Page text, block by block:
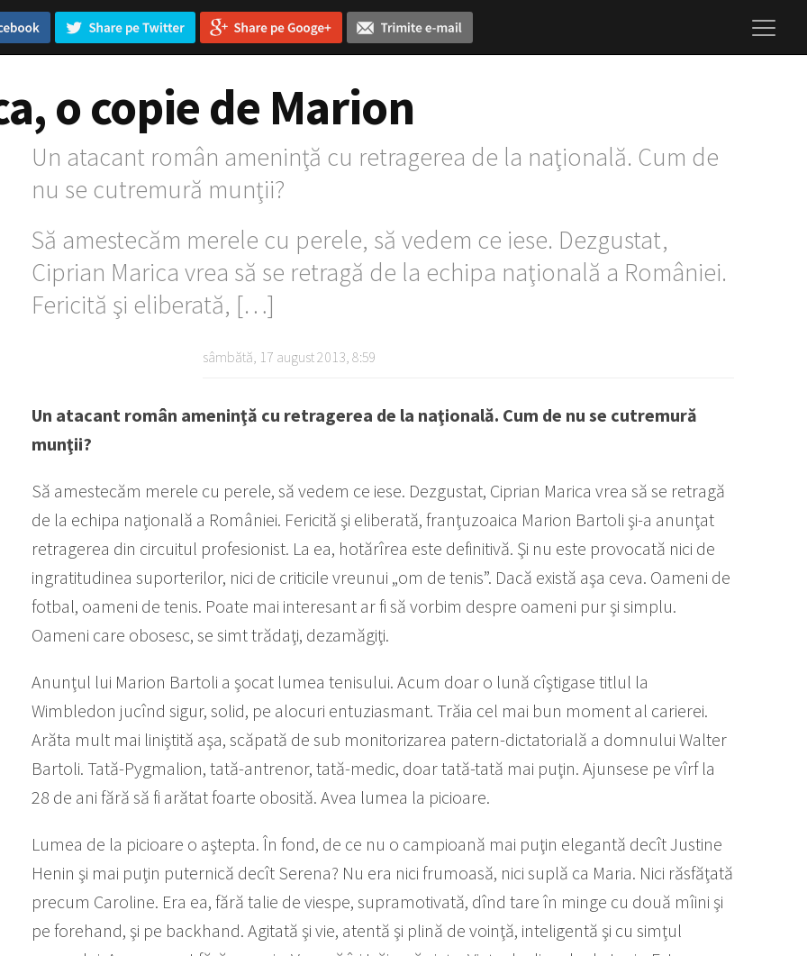
o copie de Marion
Un atacant român ameninţă cu retragerea de la naţională. Cum de
nu se cutremură munţii?
Să amestecăm merele cu perele, să vedem ce iese. Dezgustat,
Ciprian Marica vrea să se retragă de la echipa naţională a României.
Fericită şi eliberată, […]
sâmbătă, 17 august 2013, 8:59
Un atacant român ameninţă cu retragerea de la naţională. Cum de nu se cutremură
munţii?
Să amestecăm merele cu perele, să vedem ce iese. Dezgustat, Ciprian Marica vrea să se retragă
de la echipa naţională a României. Fericită şi eliberată, franţuzoaica Marion Bartoli şi-a anunţat
retragerea din circuitul profesionist. La ea, hotărîrea este definitivă. Şi nu este provocată nici de
ingratitudinea suporterilor, nici de criticile vreunui „om de tenis”. Dacă există aşa ceva. Oameni de
fotbal, oameni de tenis. Poate mai interesant ar fi să vorbim despre oameni pur şi simplu.
Oameni care obosesc, se simt trădaţi, dezamăgiţi.
Anunţul lui Marion Bartoli a şocat lumea tenisului. Acum doar o lună cîştigase titlul la
Wimbledon jucînd sigur, solid, pe alocuri entuziasmant. Trăia cel mai bun moment al carierei.
Arăta mult mai liniştită aşa, scăpată de sub monitorizarea patern-dictatorială a domnului Walter
Bartoli. Tată-Pygmalion, tată-antrenor, tată-medic, doar tată-tată mai puţin. Ajunsese pe vîrf la
28 de ani fără să fi arătat foarte obosită. Avea lumea la picioare.
Lumea de la picioare o aştepta. În fond, de ce nu o campioană mai puţin elegantă decît Justine
Henin şi mai puţin puternică decît Serena? Nu era nici frumoasă, nici suplă ca Maria. Nici răsfăţată
precum Caroline. Era ea, fără talie de viespe, supramotivată, dînd tare în minge cu două mîini şi
pe forehand, şi pe backhand. Agitată şi vie, atentă şi plină de voinţă, inteligentă şi cu simţul